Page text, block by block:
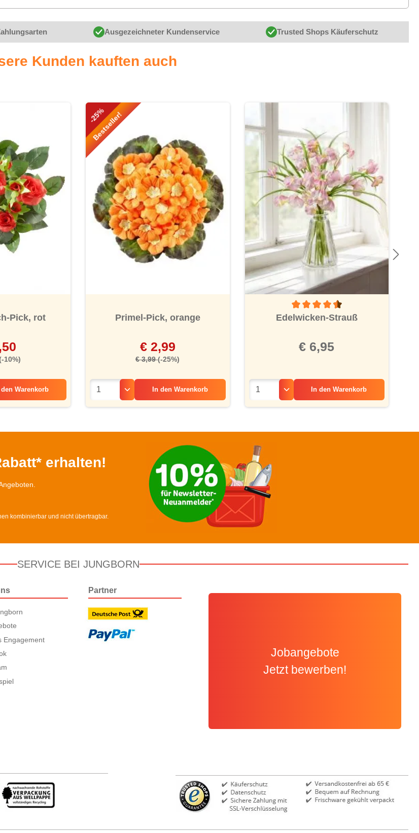
Ausgezeichneter Kundenservice Trusted Shops Käuferschutz
Kunden kauften auch
Pick, rot
10%)
Warenkorb
-25%
Bestseller!
Primel-Pick, orange
€ 2,99
€ 3,99(-25%)
In den Warenkorb
Durchschnittliche Bewertung von 4.5
Edelwicken-Strauß
€ 6,95
In den Warenkorb
erhalten!
kombinierbar und nicht übertragbar.
SERVICE BEI JUNGBORN
Engagement
Partner
Jobangebote
Jetzt bewerben!